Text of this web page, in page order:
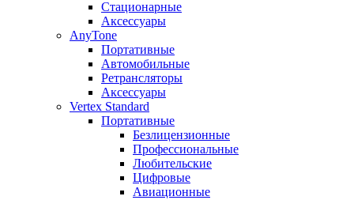
Стационарные
Аксессуары
AnyTone
Портативные
Автомобильные
Ретрансляторы
Аксессуары
Vertex Standard
Портативные
Безлицензионные
Профессиональные
Любительские
Цифровые
Авиационные